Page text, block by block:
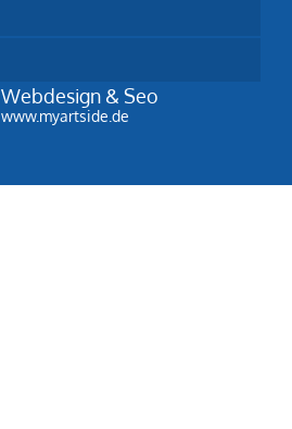
Webdesign & Seo
www.myartside.de